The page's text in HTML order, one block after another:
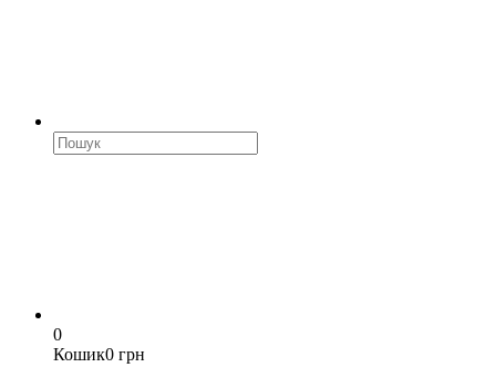
0
Кошик0 грн